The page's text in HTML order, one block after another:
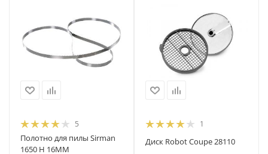
5
Полотно для пилы Sirman
1650 H 16MM
1
Диск Robot Coupe 28110